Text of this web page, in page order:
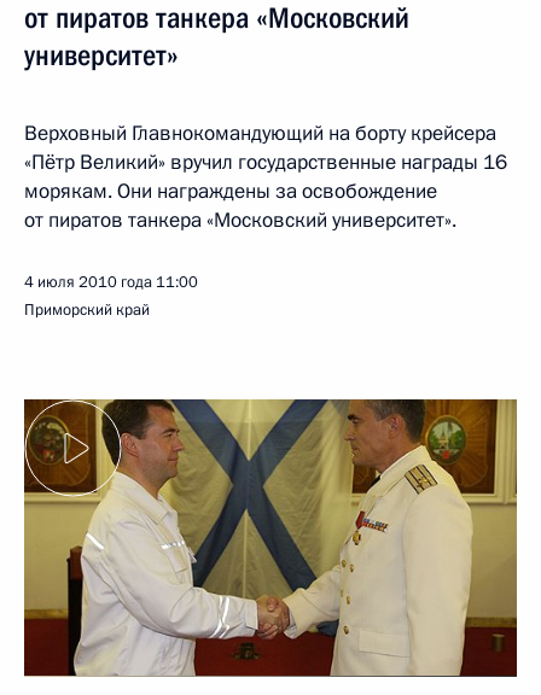
от пиратов танкера «Московский
университет»
Верховный Главнокомандующий на борту крейсера
«Пётр Великий» вручил государственные награды 16
морякам. Они награждены за освобождение
от пиратов танкера «Московский университет».
4 июля 2010 года 11:00
Приморский край